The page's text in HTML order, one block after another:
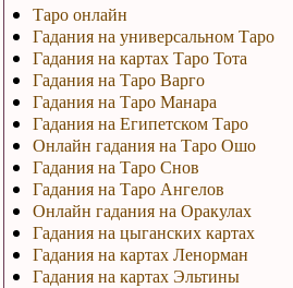
Таро онлайн
Гадания на универсальном Таро
Гадания на картах Таро Тота
Гадания на Таро Варго
Гадания на Таро Манара
Гадания на Египетском Таро
Онлайн гадания на Таро Ошо
Гадания на Таро Снов
Гадания на Таро Ангелов
Онлайн гадания на Оракулах
Гадания на цыганских картах
Гадания на картах Ленорман
Гадания на картах Эльтины